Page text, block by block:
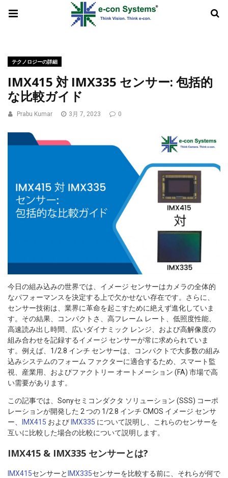
テクノロジーの詳細
IMX415 対 IMX335 センサー: 包括的
な比較ガイド
Prabu Kumar 3月 7, 2023 0
今日の組み込みの世界では、イメージ センサーはカメラの全体的
なパフォーマンスを決定する上で欠かせない存在です。さらに、
センサー技術は、業界に革命を起こすために絶えず進化していま
す。その結果、コンパクトさ、高フレーム レート、低照度性能、
高速読み出し時間、広いダイナミック レンジ、および高解像度の
組み合わせを記録するイメージ センサーが常に求められていま
す。例えば、1/2.8 インチ センサーは、コンパクトで大多数の組み
込みシステムのフォーム ファクターに適合するため、スマート監
視、産業用、およびファクトリー オートメーション (FA) 市場で高
い需要があります。
この記事では、Sonyセミコンダクタ ソリューション (SSS) コーポ
レーションが開発した 2 つの 1/2.8 インチ CMOS イメージ センサ
ー、
IMX415 および IMX335 について説明し、これらのセンサーを
互いに比較した場合の比較について説明します。
IMX415 & IMX335 センサーとは?
IMX415センサーと IMX335センサーを比較する前に、それらが何で